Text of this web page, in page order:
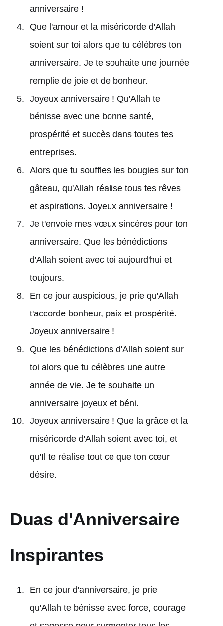
anniversaire !
Que l'amour et la miséricorde d'Allah
soient sur toi alors que tu célèbres ton
anniversaire. Je te souhaite une journée
remplie de joie et de bonheur.
Joyeux anniversaire ! Qu'Allah te
bénisse avec une bonne santé,
prospérité et succès dans toutes tes
entreprises.
Alors que tu souffles les bougies sur ton
gâteau, qu'Allah réalise tous tes rêves
et aspirations. Joyeux anniversaire !
Je t'envoie mes vœux sincères pour ton
anniversaire. Que les bénédictions
d'Allah soient avec toi aujourd'hui et
toujours.
En ce jour auspicious, je prie qu'Allah
t'accorde bonheur, paix et prospérité.
Joyeux anniversaire !
Que les bénédictions d'Allah soient sur
toi alors que tu célèbres une autre
année de vie. Je te souhaite un
anniversaire joyeux et béni.
Joyeux anniversaire ! Que la grâce et la
miséricorde d'Allah soient avec toi, et
qu'Il te réalise tout ce que ton cœur
désire.
Duas d'Anniversaire
Inspirantes
En ce jour d'anniversaire, je prie
qu'Allah te bénisse avec force, courage